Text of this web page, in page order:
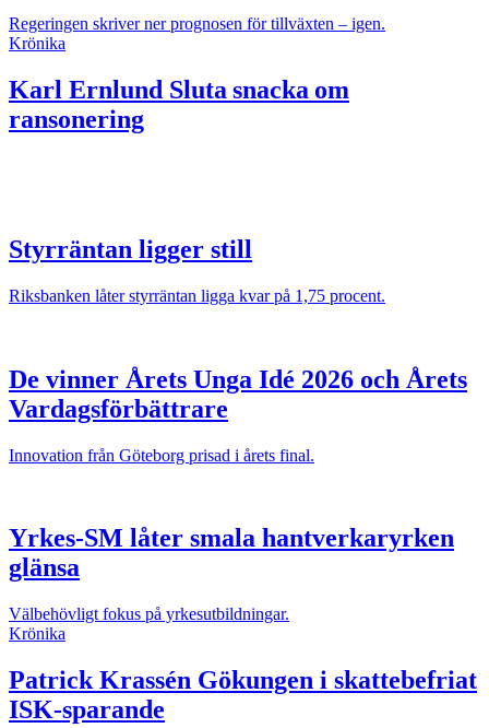
Regeringen skriver ner prognosen för tillväxten – igen.
Krönika
Karl Ernlund Sluta snacka om
ransonering
Styrräntan ligger still
Riksbanken låter styrräntan ligga kvar på 1,75 procent.
De vinner Årets Unga Idé 2026 och Årets
Vardagsförbättrare
Innovation från Göteborg prisad i årets final.
Yrkes-SM låter smala hantverkaryrken
glänsa
Välbehövligt fokus på yrkesutbildningar.
Krönika
Patrick Krassén Gökungen i skattebefriat
ISK-sparande